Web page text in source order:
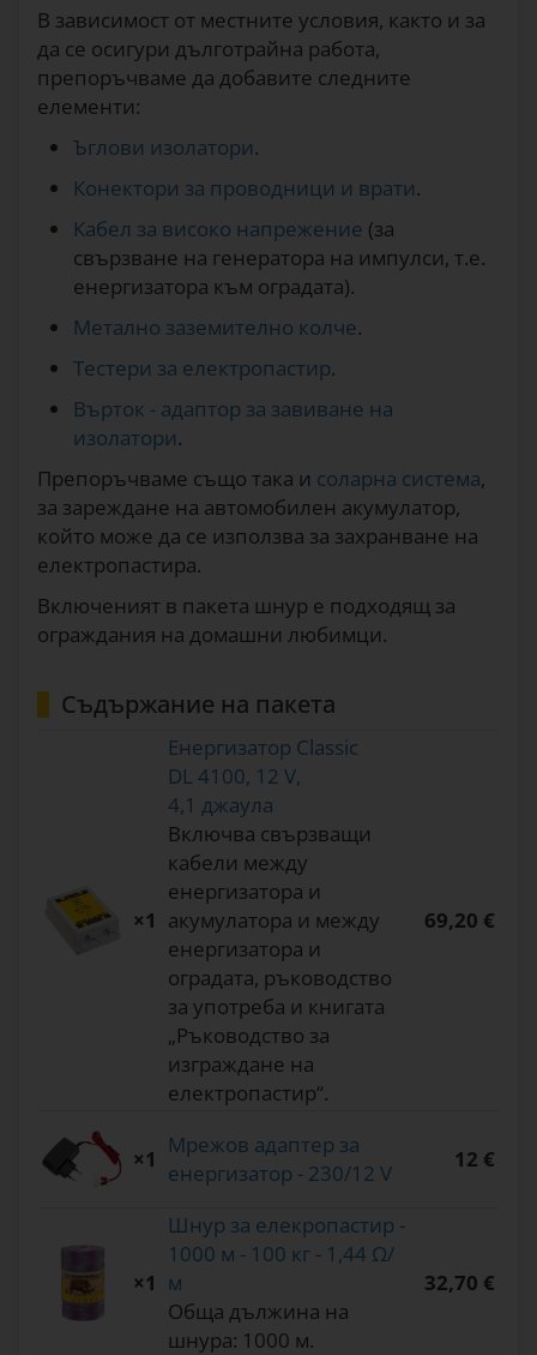
В зависимост от местните условия, както и за
да се осигури дълготрайна работа,
препоръчваме да добавите следните
елементи:
Ъглови изолатори.
Конектори за проводници и врати.
Кабел за високо напрежение (за
свързване на генератора на импулси, т.е.
енергизатора към оградата).
Метално заземително колче.
Тестери за електропастир.
Върток - адаптор за завиване на
изолатори.
Препоръчваме също така и соларна система,
за зареждане на автомобилен акумулатор,
който може да се използва за захранване на
електропастира.
Включеният в пакета шнур е подходящ за
ограждания на домашни любимци.
Съдържание на пакета
×1
Енергизатор Classic
DL 4100, 12 V,
4,1 джаула
Включва свързващи
кабели между
енергизатора и
акумулатора и между
енергизатора и
оградата, ръководство
за употреба и книгата
„Ръководство за
изграждане на
електропастир“.
69,20 €
×1
Мрежов адаптер за
енергизатор - 230/12 V
12 €
×1
Шнур за елекропастир -
1000 м - 100 кг - 1,44 Ω/
м
Обща дължина на
шнура: 1000 м.
32,70 €